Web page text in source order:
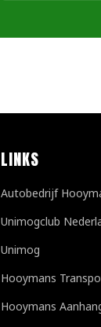
LINKS
Autobedrijf
Unimogclub
Unimog
Hooymans
Hooymans